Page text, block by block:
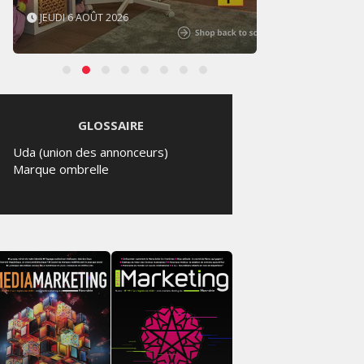
JEUDI 6 AOÛT 2026
GLOSSAIRE
Uda (union des annonceurs)
Marque ombrelle